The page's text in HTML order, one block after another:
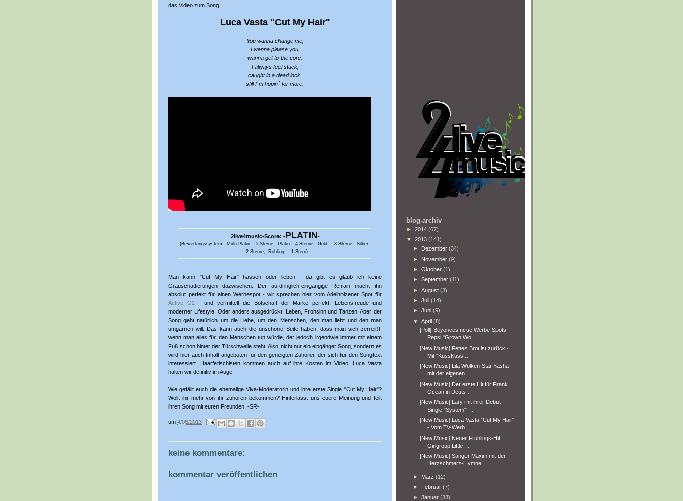
das Video zum Song:
Luca Vasta "Cut My Hair"
You wanna change me,
I wanna please you,
wanna get to the core.
I always feel stuck,
caught in a dead lock,
still I´m hopin´ for more.
2live4music-Score: -PLATIN-
(Bewertungssystem: -Multi-Platin- =5 Sterne, -Platin- =4 Sterne, -Gold- = 3 Sterne, -Silber-
= 2 Sterne, -Rohling- = 1 Stern)
Man kann "Cut My Hair" hassen oder lieben - da gibt es glaub ich keine
Grauschattierungen dazwischen. Der aufdringlich-eingängige Refrain macht ihn
absolut perfekt für einen Werbespot - wir sprechen hier vom Adelholzener Spot für
Active O2 - und vermittelt die Botschaft der Marke perfekt: Lebensfreude und
moderner Lifestyle. Oder anders ausgedrückt: Leben, Frohsinn und Tanzen. Aber der
Song geht natürlich um die Liebe, um den Menschen, den man liebt und den man
umgarnen will. Das kann auch die unschöne Seite haben, dass man sich zerreißt,
wenn man alles für den Menschen tun würde, der jedoch irgendwie immer mit einem
Fuß schon hinter der Türschwelle steht. Also nicht nur ein eingänger Song, sondern es
wird hier auch Inhalt angeboten für den geneigten Zuhörer, der sich für den Songtext
interessiert. Haarfetischisten kommen auch auf ihre Kosten im Video. Luca Vasta
halten wir definitiv im Auge!
Wie gefällt euch die ehemalige Viva-Moderatorin und ihre erste Single "Cut My Hair"?
Wollt ihr mehr von ihr zuhören bekommen? Hinterlasst uns euere Meinung und teilt
ihren Song mit euren Freunden. -SR-
um 4/06/2013
keine kommentare:
kommentar veröffentlichen
blog-archiv
► 2014 (67)
▼ 2013 (141)
► Dezember (34)
► November (9)
► Oktober (1)
► September (11)
► August (3)
► Juli (14)
► Juni (9)
▼ April (8)
[Poll} Beyonces neue Werbe-Spots -
Pepsi "Grown Wo...
[New Music] Fettes Brot ist zurück -
Mit "KussKuss...
[New Music] Lila Wolken-Star Yasha
mit der eigenen...
[New Music] Der erste Hit für Frank
Ocean in Deuts...
[New Music] Lary mit ihrer Debüt-
Single "System" -...
[New Music] Luca Vasta "Cut My Hair"
- Vom TV-Werb...
[New Music] Neuer Frühlings-Hit:
Girlgroup Little ...
[New Music] Sänger Maxim mit der
Herzschmerz-Hymne...
► März (12)
►
Februar (7)
► Januar (33)